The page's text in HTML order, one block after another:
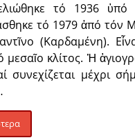
τό 1936 ὑπό
τό 1979 ἀπό τόν
(Καρδαμένη).
κλίτος. Ἡ
συνεχίζεται μέχρι